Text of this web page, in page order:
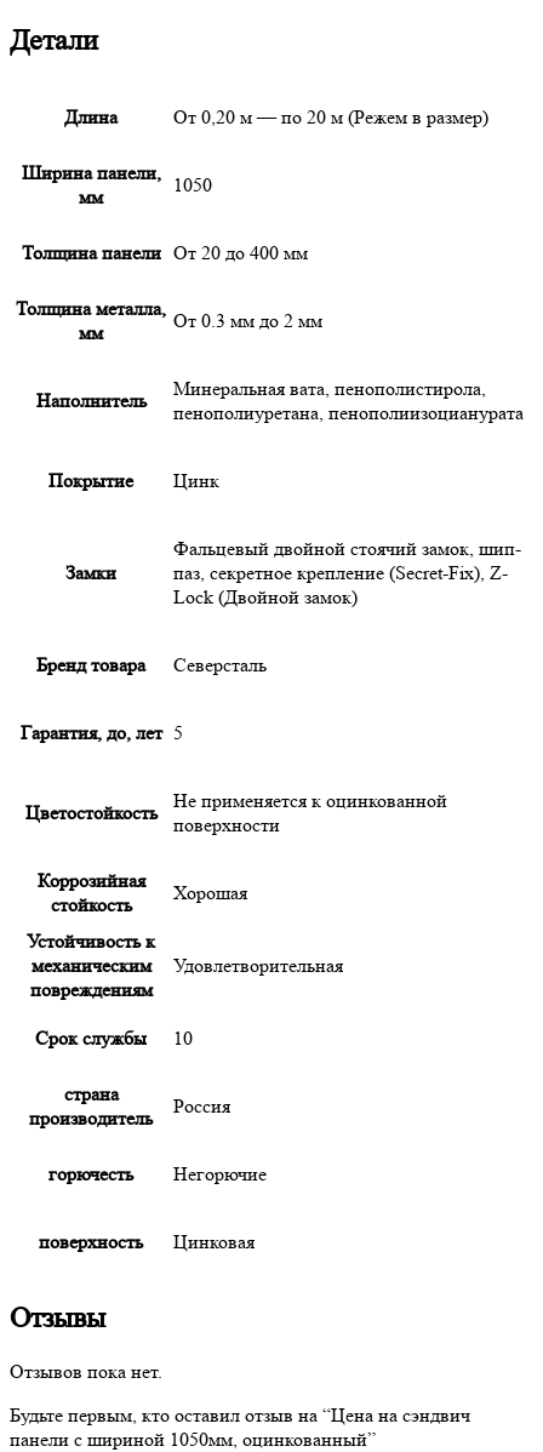
Детали
Длина От 0,20 м — по 20 м (Режем в размер)
Ширина панели,
мм
1050
Толщина панели От 20 до 400 мм
Толщина металла,
мм
От 0.3 мм до 2 мм
Наполнитель
Минеральная вата, пенополистирола,
пенополиуретана, пенополиизоцианурата
Покрытие Цинк
Замки
Фальцевый двойной стоячий замок, шип-
паз, секретное крепление (Secret-Fix), Z-
Lock (Двойной замок)
Бренд товара Северсталь
Гарантия, до, лет 5
Цветостойкость
Не применяется к оцинкованной
поверхности
Коррозийная
стойкость
Хорошая
Устойчивость к
механическим
повреждениям
Удовлетворительная
Срок службы 10
страна
производитель
Россия
горючесть Негорючие
поверхность Цинковая
Отзывы
Отзывов пока нет.
Будьте первым, кто оставил отзыв на “Цена на сэндвич
панели с шириной 1050мм, оцинкованный”